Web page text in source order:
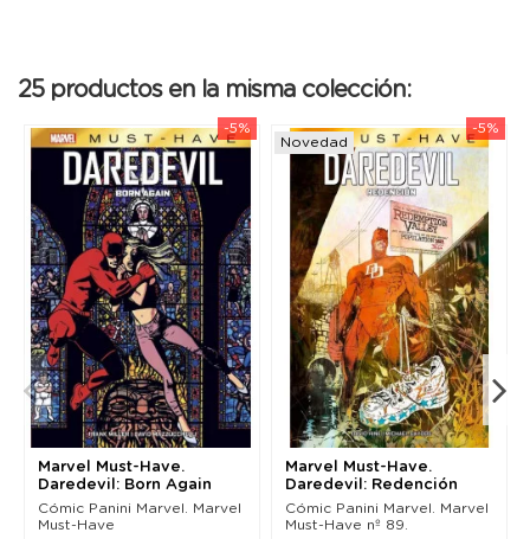
25 productos en la misma colección:
-5%
Marvel Must-Have.
Daredevil: Born Again
(Nueva edición)
Cómic Panini Marvel. Marvel
Must-Have
-5%
Novedad
Marvel Must-Have.
Daredevil: Redención
Cómic Panini Marvel. Marvel
Must-Have nº 89.